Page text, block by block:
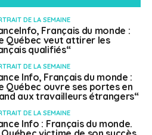
Québec(CSQ), remis sous
d’un an en moyenne pour les
temporaires ayant
étrangers diplômés de la
leProgramme de
(PEQ), un processus
le CSQ plus rapidement,
DE LA SEMAINE
Français du monde :
Québec veut attirer les
qualifiés“
DE LA SEMAINE
Info, Français du monde :
Québec ouvre ses portes en
aux travailleurs étrangers“
DE LA SEMAINE
Info : Français du monde.